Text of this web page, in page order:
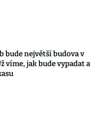
bude největší budova v
víme, jak bude vypadat a